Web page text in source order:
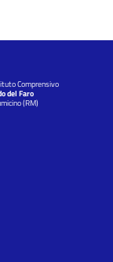
Comprensivo
del Faro
(RM)